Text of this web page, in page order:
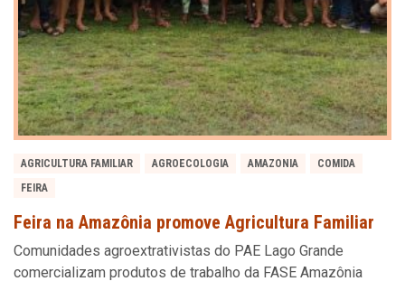
AGRICULTURA FAMILIAR AGROECOLOGIA AMAZONIA
COMIDA
FEIRA
Feira na Amazônia promove Agricultura Familiar
Comunidades agroextrativistas do PAE Lago Grande
comercializam produtos de trabalho da FASE Amazônia